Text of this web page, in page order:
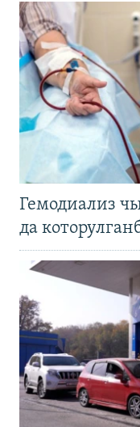
Гемодиализ
да